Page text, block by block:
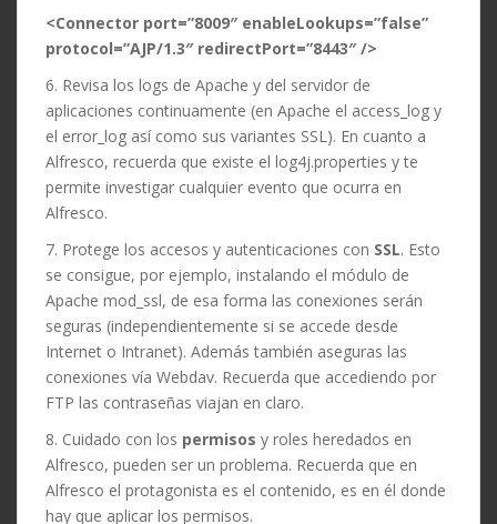
<Connector port=”8009″ enableLookups=”false”
protocol=”AJP/1.3″ redirectPort=”8443″ />
6. Revisa los logs de Apache y del servidor de
aplicaciones continuamente (en Apache el access_log y
el error_log así como sus variantes SSL). En cuanto a
Alfresco, recuerda que existe el log4j.properties y te
permite investigar cualquier evento que ocurra en
Alfresco.
7. Protege los accesos y autenticaciones con SSL. Esto
se consigue, por ejemplo, instalando el módulo de
Apache mod_ssl, de esa forma las conexiones serán
seguras (independientemente si se accede desde
Internet o Intranet). Además también aseguras las
conexiones vía Webdav. Recuerda que accediendo por
FTP las contraseñas viajan en claro.
8. Cuidado con los permisos y roles heredados en
Alfresco, pueden ser un problema. Recuerda que en
Alfresco el protagonista es el contenido, es en él donde
hay que aplicar los permisos.